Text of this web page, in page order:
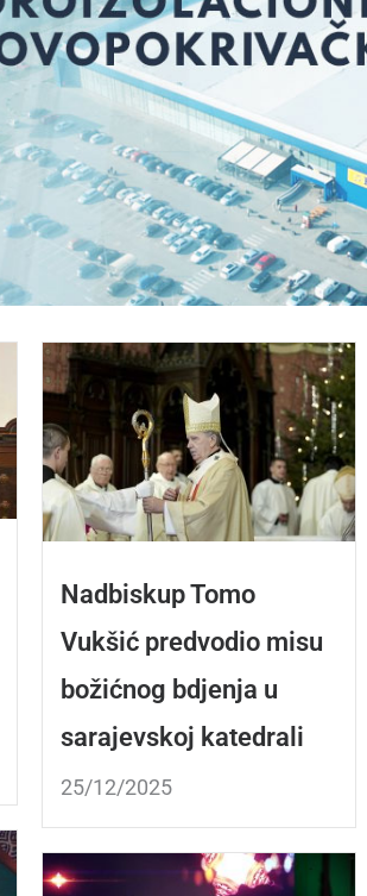
Nadbiskup Tomo
Vukšić predvodio misu
božićnog bdjenja u
sarajevskoj katedrali
25/12/2025